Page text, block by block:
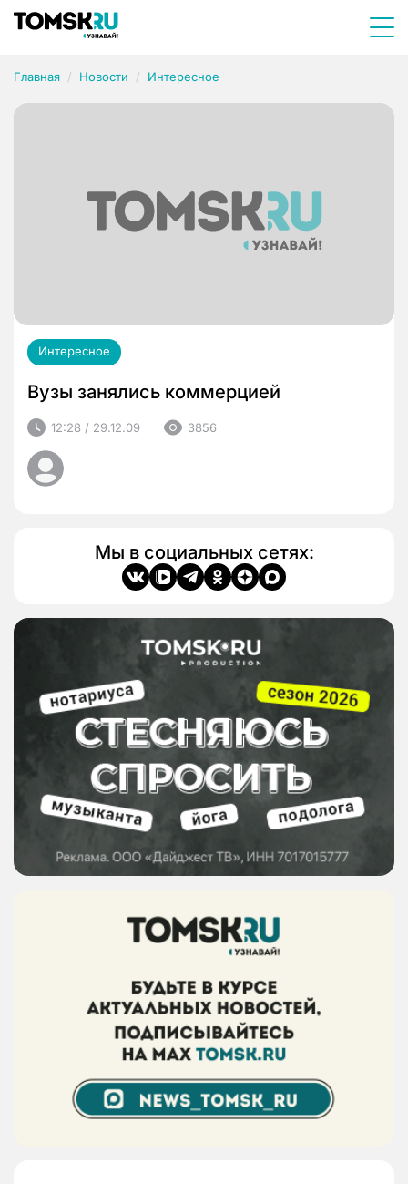
Главная Новости Интересное
Интересное
Вузы занялись коммерцией
12:28 / 29.12.09 3856
Мы в социальных сетях: